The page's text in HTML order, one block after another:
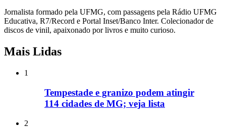
Jornalista formado pela UFMG, com passagens pela Rádio UFMG
Educativa, R7/Record e Portal Inset/Banco Inter. Colecionador de
discos de vinil, apaixonado por livros e muito curioso.
Mais Lidas
1
Tempestade e granizo podem atingir
114 cidades de MG; veja lista
2